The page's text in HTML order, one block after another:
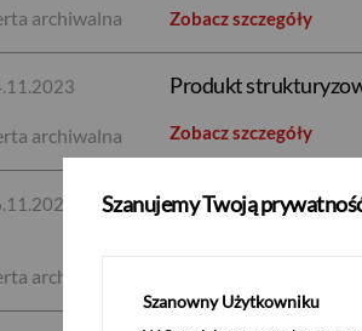
archiwalna Zobacz szczegóły
archiwalna
Produkt
Zobacz szczegóły
archiwalna
Produkt
Szanujemy Twoją
Szanowny Użytkowniku